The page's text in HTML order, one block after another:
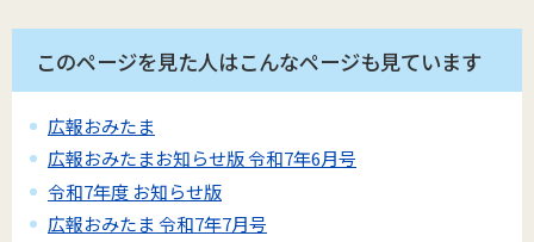
このページを見た人はこんなページも見ています
広報おみたま
広報おみたまお知らせ版 令和7年6月号
令和7年度 お知らせ版
広報おみたま 令和7年7月号